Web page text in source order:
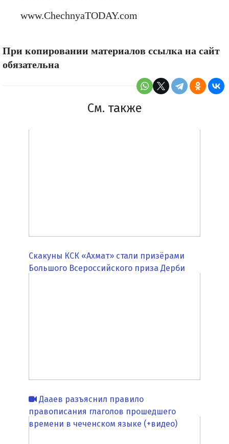
www.ChechnyaTODAY.com
При копировании материалов ссылка на сайт
обязательна
См. также
Скакуны КСК «Ахмат» стали призёрами
Большого Всероссийского приза Дерби
Дааев разъяснил правило
правописания глаголов прошедшего
времени в чеченском языке (+видео)